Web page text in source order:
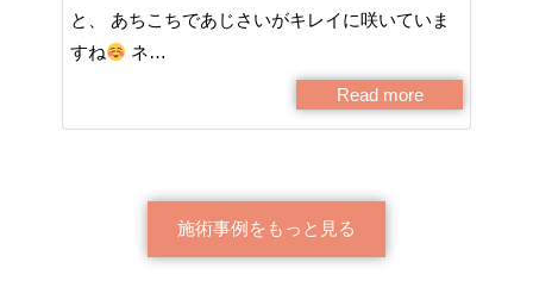
と、 あちこちであじさいがキレイに咲いていま
すね
ネ…
Read more
施術事例をもっと見る